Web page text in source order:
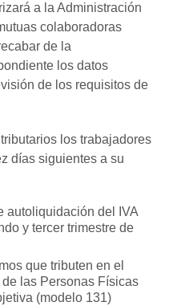
a la Administración
colaboradoras
de la
los datos
de los requisitos de
los trabajadores
días siguientes a su
autoliquidación del IVA
y tercer trimestre de
que tributen en el
de las Personas Físicas
(modelo 131)